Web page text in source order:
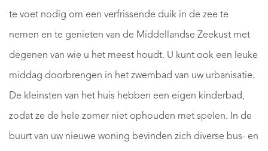
te voet nodig om een ​​verfrissende duik in de zee te
nemen en te genieten van de Middellandse Zeekust met
degenen van wie u het meest houdt. U kunt ook een leuke
middag doorbrengen in het zwembad van uw urbanisatie.
De kleinsten van het huis hebben een eigen kinderbad,
zodat ze de hele zomer niet ophouden met spelen. In de
buurt van uw nieuwe woning bevinden zich diverse bus- en